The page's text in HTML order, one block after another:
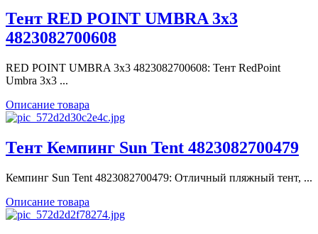
Тент RED POINT UMBRA 3x3
4823082700608
RED POINT UMBRA 3x3 4823082700608: Тент RedPoint
Umbra 3х3 ...
Описание товара
Тент Кемпинг Sun Tent 4823082700479
Кемпинг Sun Tent 4823082700479: Отличный пляжный тент, ...
Описание товара